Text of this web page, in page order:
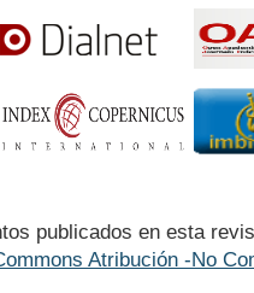
publicados en esta
Atribución -No